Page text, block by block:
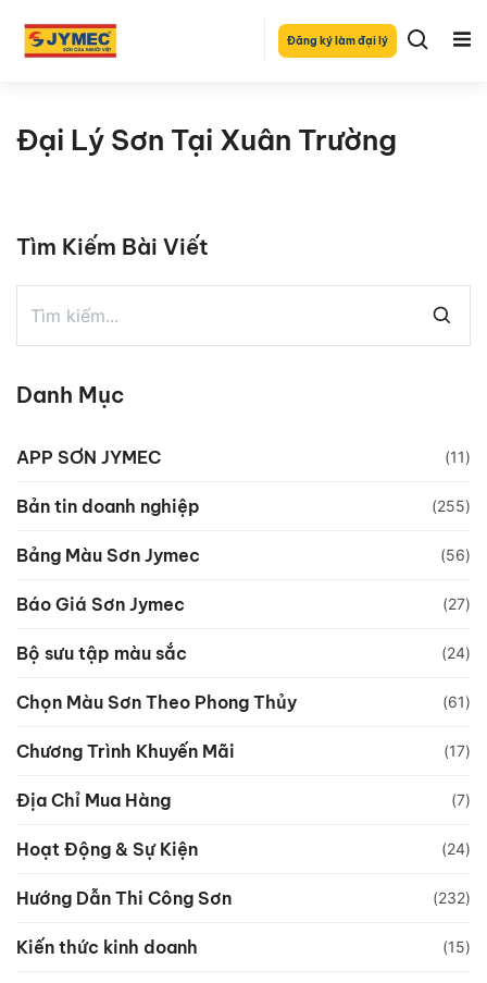
Đăng ký làm đại lý
Đại Lý Sơn Tại Xuân Trường
Tìm Kiếm Bài Viết
Danh Mục
APP SƠN JYMEC (11)
Bản tin doanh nghiệp (255)
Bảng Màu Sơn Jymec (56)
Báo Giá Sơn Jymec (27)
Bộ sưu tập màu sắc (24)
Chọn Màu Sơn Theo Phong Thủy (61)
Chương Trình Khuyến Mãi (17)
Địa Chỉ Mua Hàng (7)
Hoạt Động & Sự Kiện (24)
Hướng Dẫn Thi Công Sơn (232)
Kiến thức kinh doanh (15)